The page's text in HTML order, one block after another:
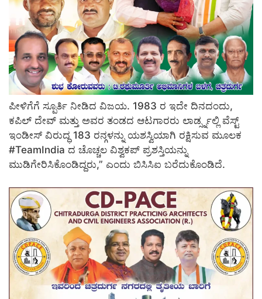
ಪೀಳಿಗೆಗೆ ಸ್ಪೂರ್ತಿ ನೀಡಿದ ವಿಜಯ. 1983 ರ ಇದೇ ದಿನದಂದು,
ಕಪಿಲ್ ದೇವ್ ಮತ್ತು ಅವರ ತಂಡದ ಆಟಗಾರರು ಲಾರ್ಡ್ಸ್ನಲ್ಲಿ ವೆಸ್ಟ್
ಇಂಡೀಸ್ ವಿರುದ್ಧ 183 ರನ್ಗಳನ್ನು ಯಶಸ್ವಿಯಾಗಿ ರಕ್ಷಿಸುವ ಮೂಲಕ
#TeamIndia ದ ಚೊಚ್ಚಲ ವಿಶ್ವಕಪ್ ಪ್ರಶಸ್ತಿಯನ್ನು
ಮುಡಿಗೇರಿಸಿಕೊಂಡಿದ್ದರು,” ಎಂದು ಬಿಸಿಸಿಐ ಬರೆದುಕೊಂಡಿದೆ.